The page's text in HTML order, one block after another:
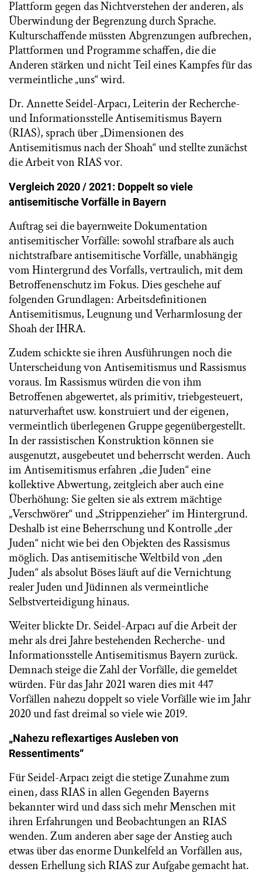
Plattform gegen das Nichtverstehen der anderen, als
Überwindung der Begrenzung durch Sprache.
Kulturschaffende müssten Abgrenzungen aufbrechen,
Plattformen und Programme schaffen, die die
Anderen stärken und nicht Teil eines Kampfes für das
vermeintliche „uns“ wird.
Dr. Annette Seidel-Arpacı, Leiterin der Recherche-
und Informationsstelle Antisemitismus Bayern
(RIAS), sprach über „Dimensionen des
Antisemitismus nach der Shoah“ und stellte zunächst
die Arbeit von RIAS vor.
Vergleich 2020 / 2021: Doppelt so viele
antisemitische Vorfälle in Bayern
Auftrag sei die bayernweite Dokumentation
antisemitischer Vorfälle: sowohl strafbare als auch
nichtstrafbare antisemitische Vorfälle, unabhängig
vom Hintergrund des Vorfalls, vertraulich, mit dem
Betroffenenschutz im Fokus. Dies geschehe auf
folgenden Grundlagen: Arbeitsdefinitionen
Antisemitismus, Leugnung und Verharmlosung der
Shoah der IHRA.
Zudem schickte sie ihren Ausführungen noch die
Unterscheidung von Antisemitismus und Rassismus
voraus. Im Rassismus würden die von ihm
Betroffenen abgewertet, als primitiv, triebgesteuert,
naturverhaftet usw. konstruiert und der eigenen,
vermeintlich überlegenen Gruppe gegenübergestellt.
In der rassistischen Konstruktion können sie
ausgenutzt, ausgebeutet und beherrscht werden. Auch
im Antisemitismus erfahren „die Juden“ eine
kollektive Abwertung, zeitgleich aber auch eine
Überhöhung: Sie gelten sie als extrem mächtige
„Verschwörer“ und „Strippenzieher“ im Hintergrund.
Deshalb ist eine Beherrschung und Kontrolle „der
Juden“ nicht wie bei den Objekten des Rassismus
möglich. Das antisemitische Weltbild von „den
Juden“ als absolut Böses läuft auf die Vernichtung
realer Juden und Jüdinnen als vermeintliche
Selbstverteidigung hinaus.
Weiter blickte Dr. Seidel-Arpacı auf die Arbeit der
mehr als drei Jahre bestehenden Recherche- und
Informationsstelle Antisemitismus Bayern zurück.
Demnach steige die Zahl der Vorfälle, die gemeldet
würden. Für das Jahr 2021 waren dies mit 447
Vorfällen nahezu doppelt so viele Vorfälle wie im Jahr
2020 und fast dreimal so viele wie 2019.
„Nahezu reflexartiges Ausleben von
Ressentiments“
Für Seidel-Arpacı zeigt die stetige Zunahme zum
einen, dass RIAS in allen Gegenden Bayerns
bekannter wird und dass sich mehr Menschen mit
ihren Erfahrungen und Beobachtungen an RIAS
wenden. Zum anderen aber sage der Anstieg auch
etwas über das enorme Dunkelfeld an Vorfällen aus,
dessen Erhellung sich RIAS zur Aufgabe gemacht hat.